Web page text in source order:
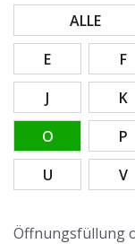
ALLE
E
F
J
K
O
P
U
V
Öffnungsfüllung